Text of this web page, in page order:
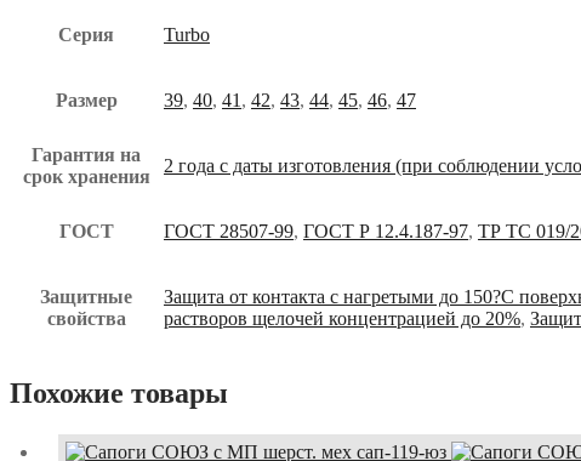
Серия Turbo
Размер 39, 40, 41 , 42, 43, 44, 45, 46, 47
Гарантия на
срок хранения
2 года с даты изготовления (при соблюдении
ГОСТ ГОСТ 28507-99, ГОСТ Р 12.4.187-97, ТР ТС 019/
Защитные
свойства
Защита от контакта с нагретыми до 150?С
растворов щелочей концентрацией до 20%,
Похожие товары